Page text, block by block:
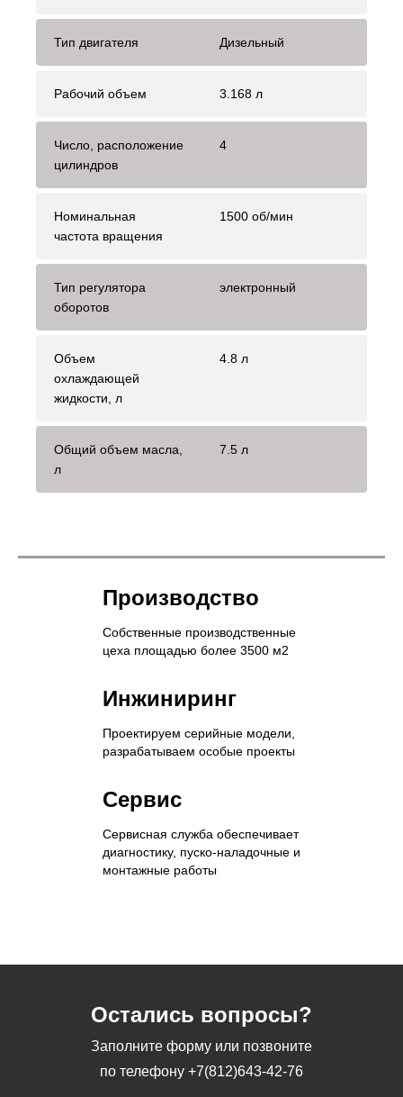
Тип двигателя Дизельный
Рабочий объем 3.168 л
Число, расположение
цилиндров
4
Номинальная
частота вращения
1500 об/мин
Тип регулятора
оборотов
электронный
Объем
охлаждающей
жидкости, л
4.8 л
Общий объем масла,
л
7.5 л
Производство
Собственные производственные
цеха площадью более 3500 м2
Инжиниринг
Проектируем серийные модели,
разрабатываем особые проекты
Сервис
Сервисная служба обеспечивает
диагностику, пуско-наладочные и
монтажные работы
Остались вопросы?
Заполните форму или позвоните
по телефону +7(812)643-42-76